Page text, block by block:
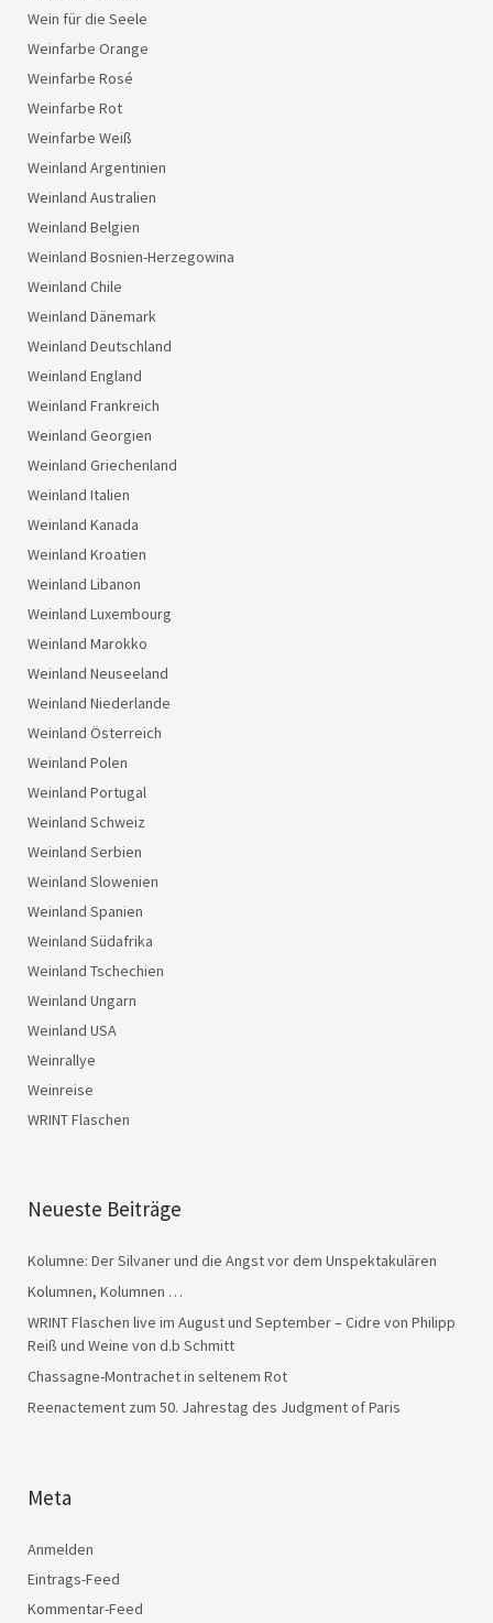
Wein für die Seele
Weinfarbe Orange
Weinfarbe Rosé
Weinfarbe Rot
Weinfarbe Weiß
Weinland Argentinien
Weinland Australien
Weinland Belgien
Weinland Bosnien-Herzegowina
Weinland Chile
Weinland Dänemark
Weinland Deutschland
Weinland England
Weinland Frankreich
Weinland Georgien
Weinland Griechenland
Weinland Italien
Weinland Kanada
Weinland Kroatien
Weinland Libanon
Weinland Luxembourg
Weinland Marokko
Weinland Neuseeland
Weinland Niederlande
Weinland Österreich
Weinland Polen
Weinland Portugal
Weinland Schweiz
Weinland Serbien
Weinland Slowenien
Weinland Spanien
Weinland Südafrika
Weinland Tschechien
Weinland Ungarn
Weinland USA
Weinrallye
Weinreise
WRINT Flaschen
Neueste Beiträge
Kolumne: Der Silvaner und die Angst vor dem Unspektakulären
Kolumnen, Kolumnen …
WRINT Flaschen live im August und September – Cidre von Philipp
Reiß und Weine von d.b Schmitt
Chassagne-Montrachet in seltenem Rot
Reenactement zum 50. Jahrestag des Judgment of Paris
Meta
Anmelden
Eintrags-Feed
Kommentar-Feed